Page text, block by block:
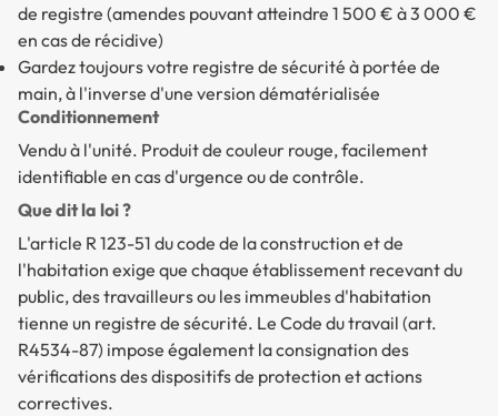
de registre (amendes pouvant atteindre 1 500 € à 3 000 €
en cas de récidive)
Gardez toujours votre registre de sécurité à portée de
main, à l'inverse d'une version dématérialisée
Conditionnement
Vendu à l'unité. Produit de couleur rouge, facilement
identifiable en cas d'urgence ou de contrôle.
Que dit la loi ?
L'article R 123-51 du code de la construction et de
l'habitation exige que chaque établissement recevant du
public, des travailleurs ou les immeubles d'habitation
tienne un registre de sécurité. Le Code du travail (art.
R4534-87) impose également la consignation des
vérifications des dispositifs de protection et actions
correctives.